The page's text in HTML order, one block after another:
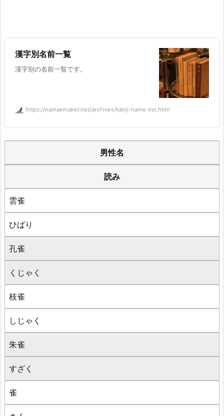
漢字別名前一覧
漢字別の名前一覧です。
https://namaemaker.net/archives/kanji-name-list.html
男性名
読み
雲雀
ひばり
孔雀
くじゃく
枝雀
しじゃく
朱雀
すざく
雀